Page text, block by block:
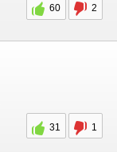
60
2
31
1